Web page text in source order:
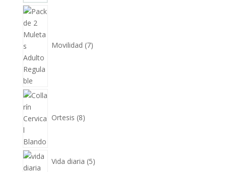
Movilidad 7
Ortesis 8
Vida diaria 5
productos